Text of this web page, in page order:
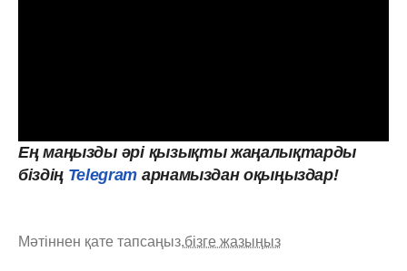
Ең маңызды әрі қызықты жаңалықтарды
біздің Telegram арнамыздан оқыңыздар!
Мәтіннен қате тапсаңыз,бізге жазыңыз